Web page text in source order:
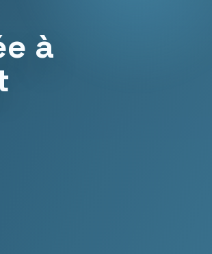
à